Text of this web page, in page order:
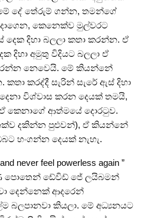
දේ තේරුම්‌ ගන්න, තමන්ගේ
කෙනෙක්ව මුල්වරට
දිහා බලලා කතා කරන්න. ඒ
දිහා අමුතු විදියට බලලා ඒ
නෙවෙයි. මේ කියන්නේ
කරද්දී සැරින් සැරේ ඇස්‌ දිහා
විශ්වාස කරන දෙයක්‌ තමයි,
කෙනාගේ ආත්මයේ දොරටුව.
දකින්න පුළුවන්‌), ඒ කියන්නේ
හංගන්න දෙයක්‌ නැහැ.
never feel powerless again ”
පොතෙන්‌ ඩේවිඩ්‌ ජේ ලයිබමන්‌
දෙන්නෙක්‌ ආදරෙන්‌
බලපානවා කියලා. මේ අධ්‍යනයට